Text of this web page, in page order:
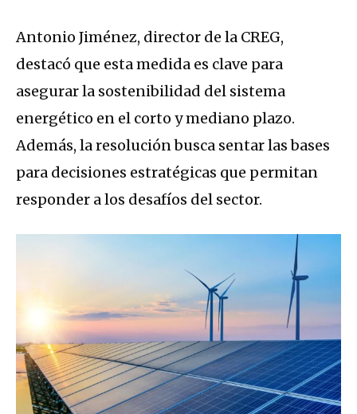
Antonio Jiménez, director de la CREG,
destacó que esta medida es clave para
asegurar la sostenibilidad del sistema
energético en el corto y mediano plazo.
Además, la resolución busca sentar las bases
para decisiones estratégicas que permitan
responder a los desafíos del sector.